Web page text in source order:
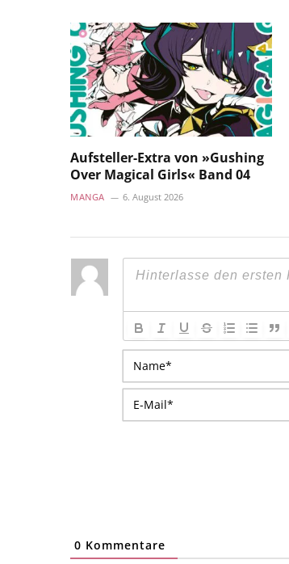
Aufsteller-Extra von »Gushing
Over Magical Girls« Band 04
MANGA 6. August 2026
0 Kommentare